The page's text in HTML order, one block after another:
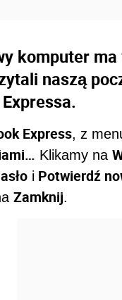
komputer
naszą
Express, z
Klikamy na
i Potwierdź
Zamknij.